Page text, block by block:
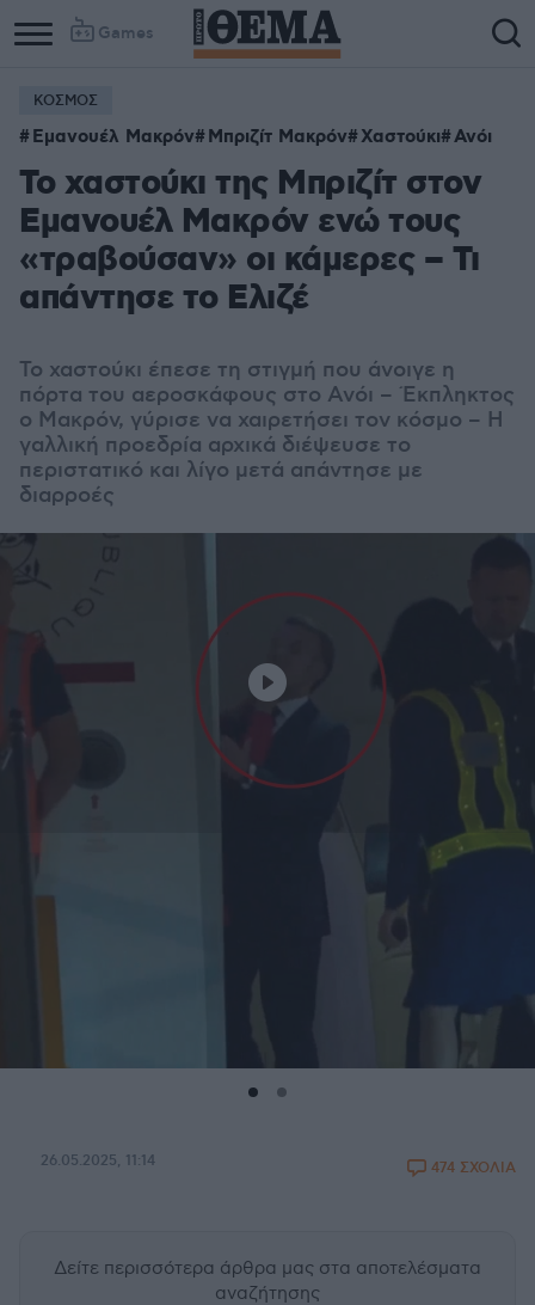
Games
ΚΟΣΜΟΣ
Εμανουέλ Μακρόν Μπριζίτ Μακρόν Χαστούκι Ανόι
Το χαστούκι της Μπριζίτ στον
Εμανουέλ Μακρόν ενώ τους
«τραβούσαν» οι κάμερες – Τι
απάντησε το Ελιζέ
Το χαστούκι έπεσε τη στιγμή που άνοιγε η
πόρτα του αεροσκάφους στο Ανόι – Έκπληκτος
ο Μακρόν, γύρισε να χαιρετήσει τον κόσμο – Η
γαλλική προεδρία αρχικά διέψευσε το
περιστατικό και λίγο μετά απάντησε με
διαρροές
26.05.2025, 11:14 474 ΣΧΟΛΙΑ
Δείτε περισσότερα άρθρα μας στα αποτελέσματα
αναζήτησης